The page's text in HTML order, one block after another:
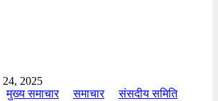
24, 2025
मुख्य समाचार समाचार संसदीय समिति